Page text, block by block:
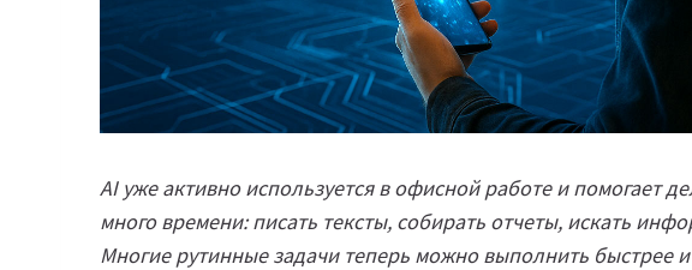
AI уже активно используется в офисной работе и помогает
много времени: писать тексты, собирать отчеты, искать
Многие рутинные задачи теперь можно выполнить быстрее